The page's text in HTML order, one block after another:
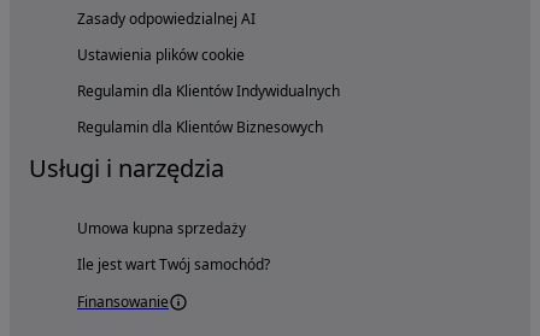
Zasady odpowiedzialnej AI
Ustawienia plików cookie
Regulamin dla Klientów Indywidualnych
Regulamin dla Klientów Biznesowych
Usługi i narzędzia
Umowa kupna sprzedaży
Ile jest wart Twój samochód?
Finansowanie